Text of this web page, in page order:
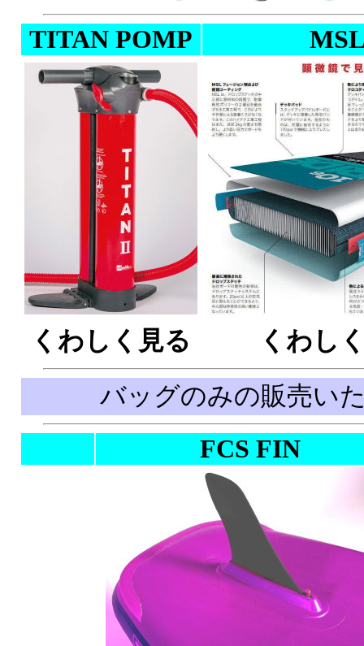
TITAN POMP
くわしく見る
くわし
バッグのみの販売い
FCS FIN